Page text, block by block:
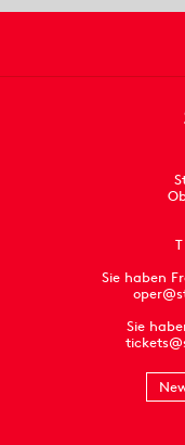
Sie haben
Sie